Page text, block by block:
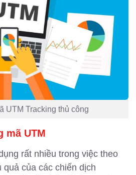
UTM Tracking thủ công
mã UTM
rất nhiều trong việc theo
của các chiến dịch